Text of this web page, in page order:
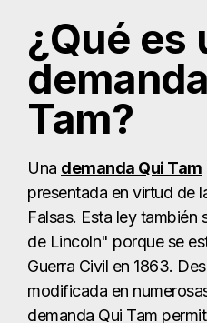
¿Qué es
Tam?
Una demanda Qui Tam
presentada en virtud de
Falsas. Esta ley
de Lincoln" porque se
Guerra Civil en 1863.
modificada en
demanda Qui Tam